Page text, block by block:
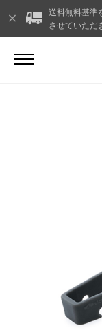
送料無料基準
させていた